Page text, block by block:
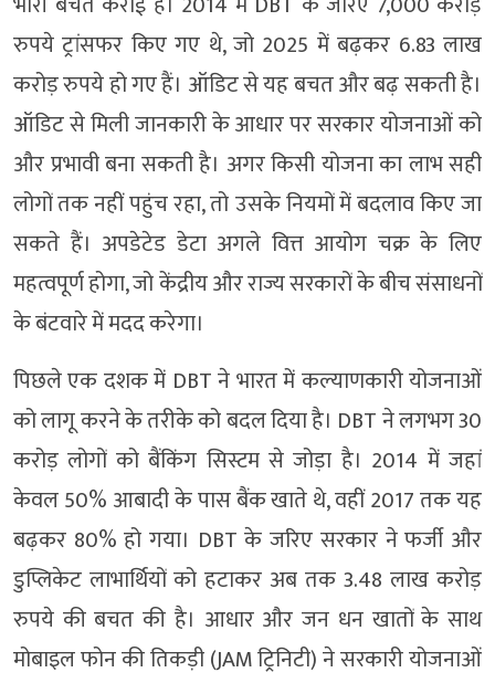
रुपये ट्रांसफर किए गए थे, जो 2025 में बढ़कर 6.83 लाख
करोड़ रुपये हो गए हैं। ऑडिट से यह बचत और बढ़ सकती है।
ऑडिट से मिली जानकारी के आधार पर सरकार योजनाओं को
और प्रभावी बना सकती है। अगर किसी योजना का लाभ सही
लोगों तक नहीं पहुंच रहा, तो उसके नियमों में बदलाव किए जा
सकते हैं। अपडेटेड डेटा अगले वित्त आयोग चक्र के लिए
महत्वपूर्ण होगा, जो केंद्रीय और राज्य सरकारों के बीच संसाधनों
के बंटवारे में मदद करेगा।
पिछले एक दशक में DBT ने भारत में कल्याणकारी योजनाओं
को लागू करने के तरीके को बदल दिया है। DBT ने लगभग 30
करोड़ लोगों को बैंकिंग सिस्टम से जोड़ा है। 2014 में जहां
केवल 50% आबादी के पास बैंक खाते थे, वहीं 2017 तक यह
बढ़कर 80% हो गया। DBT के जरिए सरकार ने फर्जी और
डुप्लिकेट लाभार्थियों को हटाकर अब तक 3.48 लाख करोड़
रुपये की बचत की है। आधार और जन धन खातों के साथ
मोबाइल फोन की तिकड़ी (JAM ट्रिनिटी) ने सरकारी योजनाओं